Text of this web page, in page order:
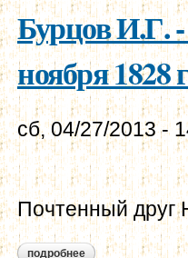
Бурцов И.Г.
ноября 1828
сб, 04/27/2013 -
Почтенный друг
подробнее о бурцов и.г. -